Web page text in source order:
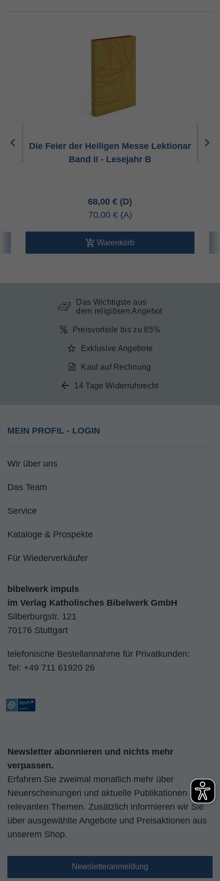
Die Feier der Heiligen Messe Lektionar
Band II - Lesejahr B
68,00 €
70,00 €
Warenkorb
Das Wichtigste aus
dem religiösen Angebot
Preisvorteile bis zu 85%
Exklusive Angebote
Kauf auf Rechnung
14 Tage Widerrufsrecht
MEIN PROFIL - LOGIN
Wir über uns
Das Team
Service
Kataloge & Prospekte
Für Wiederverkäufer
bibelwerk impuls
im Verlag Katholisches Bibelwerk GmbH
Silberburgstr. 121
70176 Stuttgart
telefonische Bestellannahme für Privatkunden:
Tel: +49 711 61920 26
Newsletter abonnieren und nichts mehr
verpassen.
Erfahren Sie zweimal monatlich mehr über
Neuerscheinungen und aktuelle Publikationen zu
relevanten Themen. Zusätzlich informieren wir Sie
über ausgewählte Angebote und Preisaktionen aus
unserem Shop.
Newsletteranmeldung